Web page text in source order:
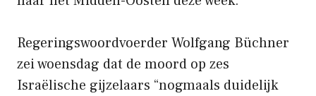
Regeringswoordvoerder Wolfgang Büchner
zei woensdag dat de moord op zes
Israëlische gijzelaars “nogmaals duidelijk